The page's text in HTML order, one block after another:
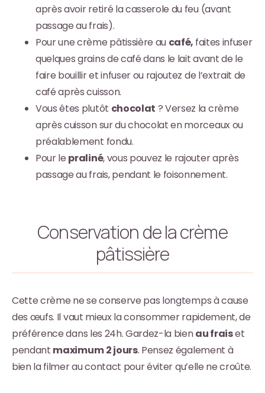
après avoir retiré la casserole du feu (avant
passage au frais).
Pour une crème pâtissière au café, faites infuser
quelques grains de café dans le lait avant de le
faire bouillir et infuser ou rajoutez de l’extrait de
café après cuisson.
Vous êtes plutôt chocolat ? Versez la crème
après cuisson sur du chocolat en morceaux ou
préalablement fondu.
Pour le praliné, vous pouvez le rajouter après
passage au frais, pendant le foisonnement.
Conservation de la crème
pâtissière
Cette crème ne se conserve pas longtemps à cause
des œufs. Il vaut mieux la consommer rapidement, de
préférence dans les 24h. Gardez-la bienau fraiset
pendant maximum 2 jours. Pensez également à
bien la filmer au contact pour éviter qu’elle ne croûte.